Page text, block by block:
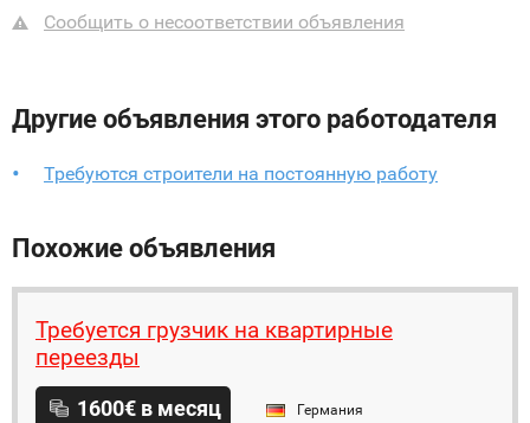
Сообщить о несоответствии объявления
Другие объявления этого работодателя
Требуются строители на постоянную работу
Похожие объявления
Требуется грузчик на квартирные
переезды
1600€ в месяц Германия